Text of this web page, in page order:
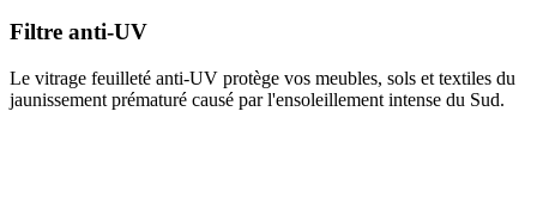
Filtre anti-UV
Le vitrage feuilleté anti-UV protège vos meubles, sols et textiles du
jaunissement prématuré causé par l'ensoleillement intense du Sud.